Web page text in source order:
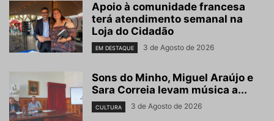
Apoio à comunidade francesa
terá atendimento semanal na
Loja do Cidadão
EM DESTAQUE 3 de Agosto de 2026
Sons do Minho, Miguel Araújo e
Sara Correia levam música a...
CULTURA 3 de Agosto de 2026